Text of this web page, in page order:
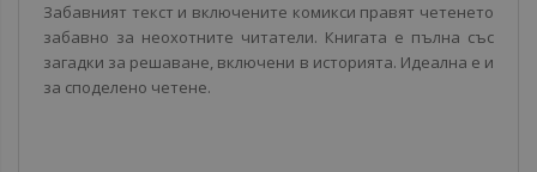
Забавният текст и включените комикси правят четенето
забавно за неохотните читатели. Книгата е пълна със
загадки за решаване, включени в историята. Идеална е и
за споделено четене.